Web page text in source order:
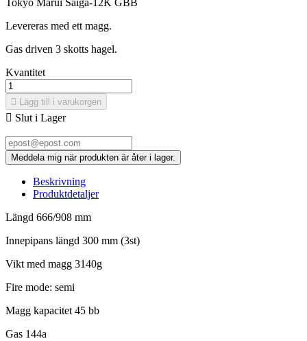
Tokyo Marui Saiga-12K GBB
Levereras med ett magg.
Gas driven 3 skotts hagel.
Kvantitet
 Lägg till i varukorgen
 Slut i Lager
Meddela mig när produkten är åter i lager.
Beskrivning
Produktdetaljer
Längd 666/908 mm
Innepipans längd 300 mm (3st)
Vikt med magg 3140g
Fire mode: semi
Magg kapacitet 45 bb
Gas 144a